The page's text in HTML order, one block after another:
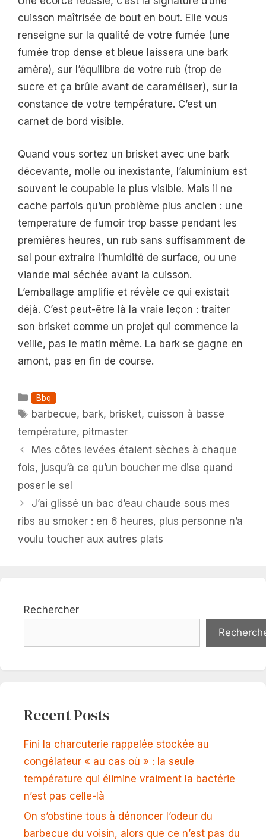
cuisson maîtrisée de bout en bout. Elle vous
renseigne sur la qualité de votre fumée (une
fumée trop dense et bleue laissera une bark
amère), sur l’équilibre de votre rub (trop de
sucre et ça brûle avant de caraméliser), sur la
constance de votre température. C’est un
carnet de bord visible.
Quand vous sortez un brisket avec une bark
décevante, molle ou inexistante, l’aluminium est
souvent le coupable le plus visible. Mais il ne
cache parfois qu’un problème plus ancien : une
temperature de fumoir trop basse pendant les
premières heures, un rub sans suffisamment de
sel pour extraire l’humidité de surface, ou une
viande mal séchée avant la cuisson.
L’emballage amplifie et révèle ce qui existait
déjà. C’est peut-être là la vraie leçon : traiter
son brisket comme un projet qui commence la
veille, pas le matin même. La bark se gagne en
amont, pas en fin de course.
Catégories
Bbq
Étiquettes
barbecue, bark, brisket, cuisson à basse
température, pitmaster
Mes côtes levées étaient sèches à chaque
fois, jusqu’à ce qu’un boucher me dise quand
poser le sel
J’ai glissé un bac d’eau chaude sous mes
ribs au smoker : en 6 heures, plus personne n’a
voulu toucher aux autres plats
Rechercher
Recent Posts
Fini la charcuterie rappelée stockée au
congélateur « au cas où » : la seule
température qui élimine vraiment la bactérie
n’est pas celle-là
On s’obstine tous à dénoncer l’odeur du
barbecue du voisin, alors que ce n’est pas du